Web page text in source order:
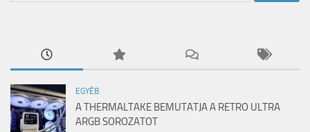
EGYÉB
A THERMALTAKE BEMUTATJA A RETRO ULTRA
ARGB SOROZATOT